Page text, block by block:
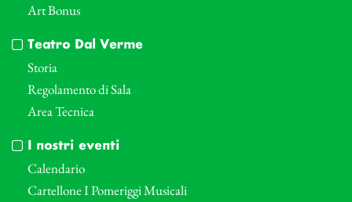
Art Bonus
Teatro Dal Verme
Storia
Regolamento di Sala
Area Tecnica
I nostri eventi
Calendario
Cartellone I Pomeriggi Musicali